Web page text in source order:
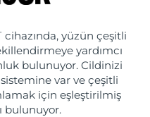
cihazında, yüzün çeşitli
yardımcı
bulunuyor. Cildinizi
var ve çeşitli
için eşleştirilmiş
bulunuyor.